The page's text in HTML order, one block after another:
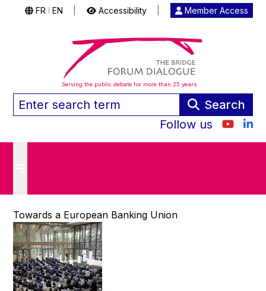
FR EN Accessibility Member Access
Serving the public debate for more than 25 years
Search
Follow us
Towards a European Banking Union